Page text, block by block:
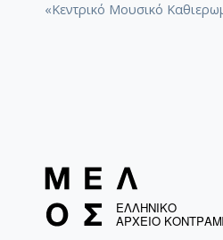
«Κεντρικό Μουσικό